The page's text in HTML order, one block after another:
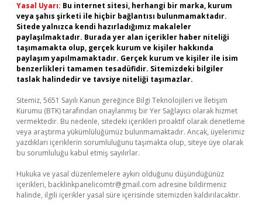
Yasal Uyarı: Bu internet sitesi, herhangi bir marka, kurum
veya şahıs şirketi ile hiçbir bağlantısı bulunmamaktadır.
Sitede yalnızca kendi hazırladığımız makaleler
paylaşılmaktadır. Burada yer alan içerikler haber niteliği
taşımamakta olup, gerçek kurum ve kişiler hakkında
paylaşım yapılmamaktadır. Gerçek kurum ve kişiler ile isim
benzerlikleri tamamen tesadüfidir. Sitemizdeki bilgiler
taslak halindedir ve tavsiye niteliği taşımazlar.
Sitemiz, 5651 Sayılı Kanun gereğince Bilgi Teknolojileri ve İletişim
Kurumu (BTK) tarafından onaylanmış bir Yer Sağlayıcı olarak hizmet
vermektedir. Bu nedenle, sitedeki içerikleri proaktif olarak denetleme
veya araştırma yükümlülüğümüz bulunmamaktadır. Ancak, üyelerimiz
yazdıkları içeriklerin sorumluluğunu taşımakta olup, siteye üye olarak
bu sorumluluğu kabul etmiş sayılırlar.
Hukuka ve yasal düzenlemelere aykırı olduğunu düşündüğünüz
içerikleri, backlinkpanelicomtr@gmail.com adresine bildirmeniz
halinde, ilgili içerikler yasal süre içerisinde sitemizden kaldırılacaktır.